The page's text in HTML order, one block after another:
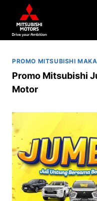
PROMO MITSUBISHI
Promo Mitsubishi
Motor